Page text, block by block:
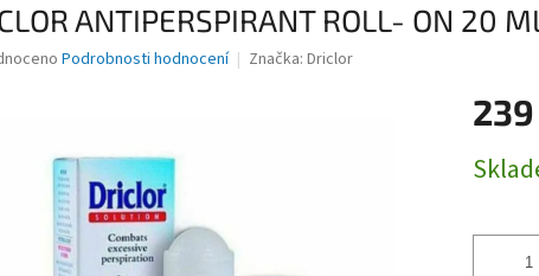
ANTIPERSPIRANT ROLL- ON 20
Podrobnosti hodnocení Značka: Driclor
cena: